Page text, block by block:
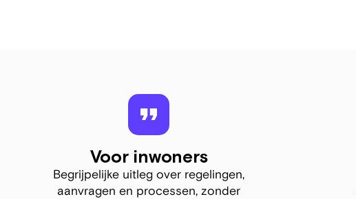
Voor inwoners
Begrijpelijke uitleg over regelingen,
aanvragen en processen, zonder